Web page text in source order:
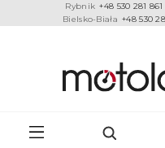
Rybnik +48 530 281 861
Bielsko-Biała +48 530